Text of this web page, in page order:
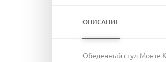
ОПИСАНИЕ
Обеденный стул Монте